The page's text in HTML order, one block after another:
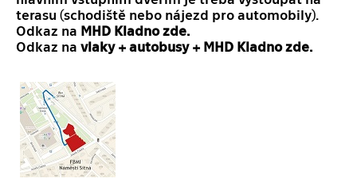
terasu (schodiště nebo nájezd pro automobily).
Odkaz na MHD Kladnozde.
Odkaz na vlaky + autobusy + MHD Kladnozde.